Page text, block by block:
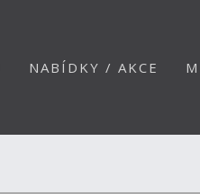
NABÍDKY / AKCE